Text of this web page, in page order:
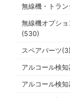
無線機・トラ
無線機オプシ
(530)
スペアパーツ(3)
アルコール検
アルコール検